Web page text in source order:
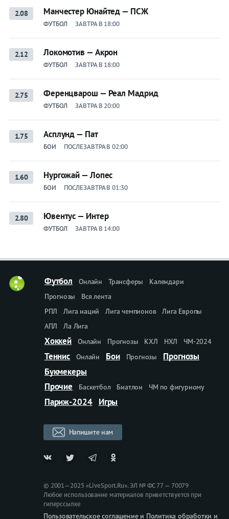
2.08 Манчестер Юнайтед — ПСЖ
ФУТБОЛ ЗАВТРА В 18:00
2.12 Локомотив — Акрон
ФУТБОЛ ЗАВТРА В 18:00
2.75 Ференцварош — Реал Мадрид
ФУТБОЛ ЗАВТРА В 20:00
1.75 Асплунд — Пат
БОИ ПОСЛЕЗАВТРА В 02:00
1.60 Нургожай — Лопес
БОИ ПОСЛЕЗАВТРА В 01:30
2.80 Ювентус — Интер
ФУТБОЛ ЗАВТРА В 14:00
Футбол Онлайн Трансферы
Календари
Прогнозы
Вся лента
РПЛ
Лига наций Лига чемпионов
Лига Европы
АПЛ
Ла Лига
Хоккей Онлайн Прогнозы КХЛ НХЛ ЧМ-2024
Теннис Онлайн Бои Прогнозы
Прогнозы
Букмекеры
Прочие
Баскетбол Биатлон ЧМ по фигурному
Париж-2024 Игры
Напишите нам
© 2001—2025 «LiveSport.Ru». ЭЛ № ФС 77 — 70079
Любое использование материалов приветствуется при
гиперссылке
Пользовательское соглашение и Политика обработки и